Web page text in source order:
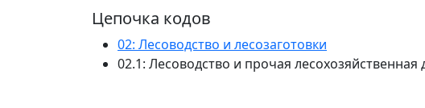
Цепочка кодов
02: Лесоводство и лесозаготовки
02.1: Лесоводство и прочая лесохозяйственная